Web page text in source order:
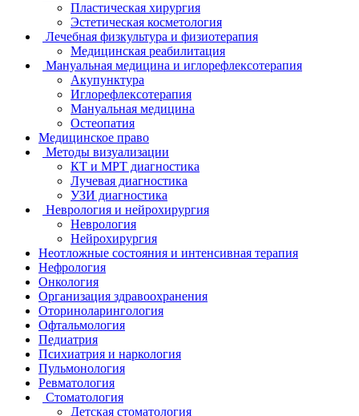
Пластическая хирургия
Эстетическая косметология
Лечебная физкультура и физиотерапия
Медицинская реабилитация
Мануальная медицина и иглорефлексотерапия
Акупунктура
Иглорефлексотерапия
Мануальная медицина
Остеопатия
Медицинское право
Методы визуализации
КТ и МРТ диагностика
Лучевая диагностика
УЗИ диагностика
Неврология и нейрохирургия
Неврология
Нейрохирургия
Неотложные состояния и интенсивная терапия
Нефрология
Онкология
Организация здравоохранения
Оториноларингология
Офтальмология
Педиатрия
Психиатрия и наркология
Пульмонология
Ревматология
Стоматология
Детская стоматология